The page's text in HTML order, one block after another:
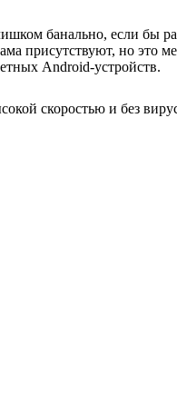
банально, если бы
присутствуют, но это
Android-устройств.
скоростью и без